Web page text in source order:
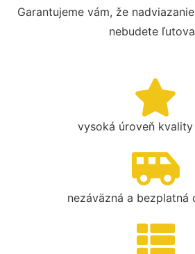
Garantujeme vám, že
nebudete
vysoká úroveň kvality
nezáväzná a bezplatná